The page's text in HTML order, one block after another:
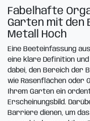
Fabelhafte
Garten mit den
Metall Hoch
Eine Beeteinfassung
eine klare Definition
dabei, den Bereich der
wie Rasenflächen oder
Ihrem Garten ein
Erscheinungsbild.
Barriere dienen, um